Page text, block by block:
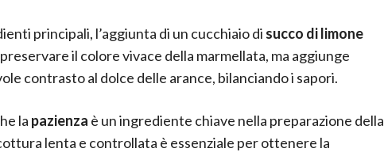
principali, l’aggiunta di un cucchiaio di succo di limone
il colore vivace della marmellata, ma aggiunge
contrasto al dolce delle arance, bilanciando i sapori.
la pazienza è un ingrediente chiave nella preparazione della
lenta e controllata è essenziale per ottenere la